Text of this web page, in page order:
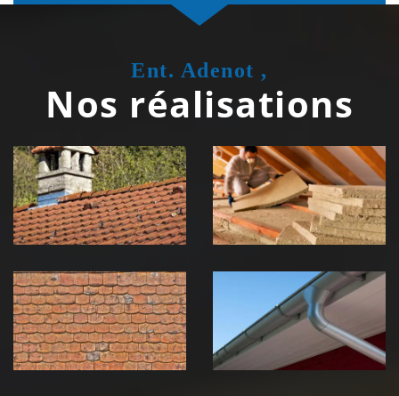
Ent. Adenot ,
Nos réalisations
Couvreur
zingueur 39
Jura
Isolation de
toiture 39
Jura
démoussage de
toiture 39
Jura
pose de
gouttière 39
Jura